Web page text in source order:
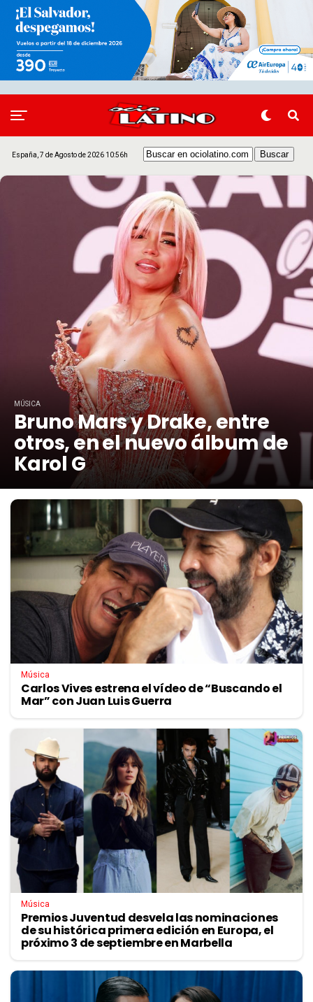
España, 7 de Agosto de 2026 10:56h
MÚSICA
Bruno Mars y Drake, entre
otros, en el nuevo álbum de
Karol G
Música
Carlos Vives estrena el vídeo de “Buscando el
Mar” con Juan Luis Guerra
Música
Premios Juventud desvela las nominaciones
de su histórica primera edición en Europa, el
próximo 3 de septiembre en Marbella